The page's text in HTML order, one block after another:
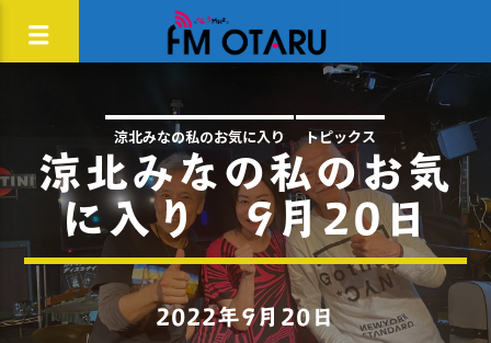
涼北みなの私のお気に入り トピックス
涼北みなの私のお気
に入り 9月20日
2022年9月20日